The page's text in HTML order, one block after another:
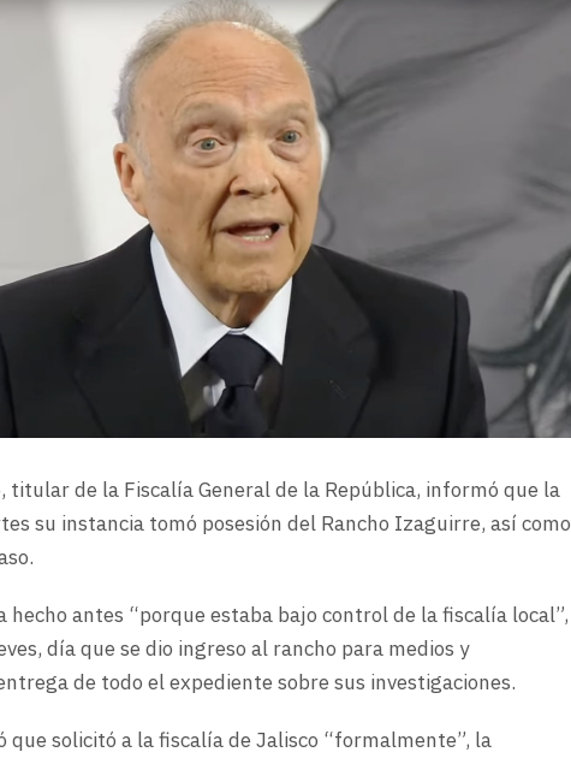
titular de la Fiscalía General de la República, informó que la
su instancia tomó posesión del Rancho Izaguirre, así como
hecho antes “porque estaba bajo control de la fiscalía local”,
día que se dio ingreso al rancho para medios y
de todo el expediente sobre sus investigaciones.
que solicitó a la fiscalía de Jalisco “formalmente”, la